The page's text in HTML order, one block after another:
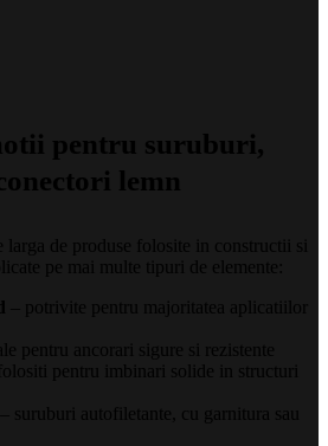
pentru suruburi,
lemn
de produse folosite in constructii si
pe mai multe tipuri de elemente:
– potrivite pentru majoritatea aplicatiilor
pentru ancorari sigure si rezistente
pentru imbinari solide in structuri
– suruburi autofiletante, cu garnitura sau